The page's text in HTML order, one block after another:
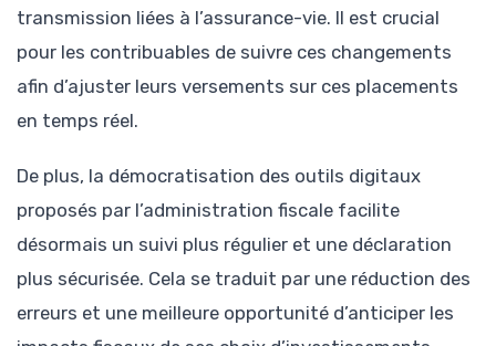
transmission liées à l’assurance-vie. Il est crucial
pour les contribuables de suivre ces changements
afin d’ajuster leurs versements sur ces placements
en temps réel.
De plus, la démocratisation des outils digitaux
proposés par l’administration fiscale facilite
désormais un suivi plus régulier et une déclaration
plus sécurisée. Cela se traduit par une réduction des
erreurs et une meilleure opportunité d’anticiper les